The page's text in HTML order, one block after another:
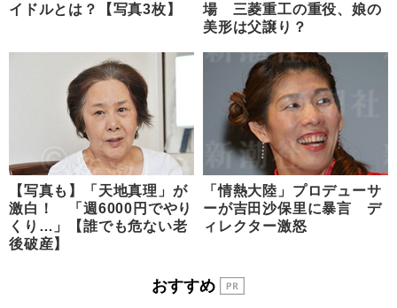
イドルとは？【写真3枚】
場 三菱重工の重役、娘の
美形は父譲り？
【写真も】「天地真理」が
激白！ 「週6000円でやり
くり…」【誰でも危ない老
後破産】
「情熱大陸」プロデューサ
ーが吉田沙保里に暴言 デ
ィレクター激怒
おすすめ